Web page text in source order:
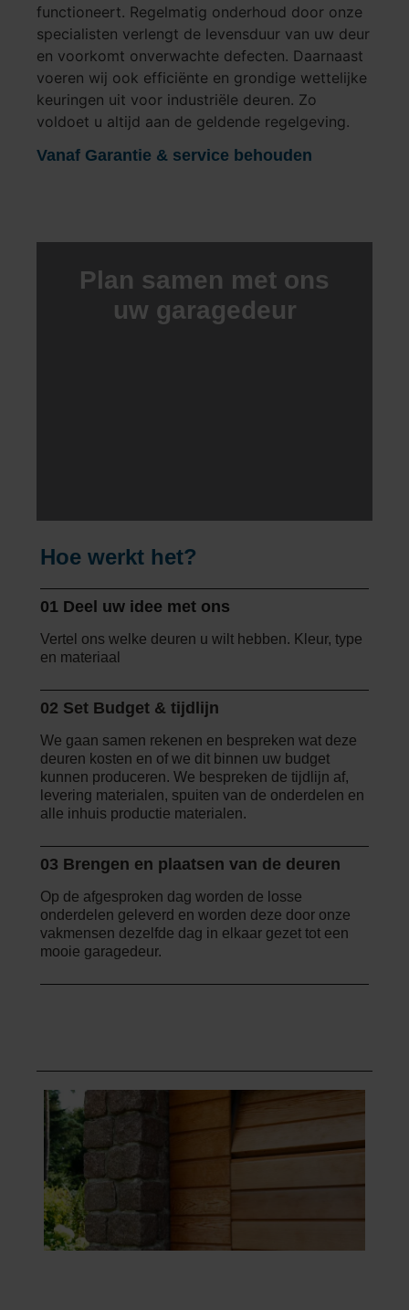
functioneert. Regelmatig onderhoud door onze
specialisten verlengt de levensduur van uw deur
en voorkomt onverwachte defecten. Daarnaast
voeren wij ook efficiënte en grondige wettelijke
keuringen uit voor industriële deuren. Zo
voldoet u altijd aan de geldende regelgeving.
Vanaf Garantie & service behouden
Hoe werkt het?
01 Deel uw idee met ons
Vertel ons welke deuren u wilt hebben. Kleur, type
en materiaal
02 Set Budget & tijdlijn
We gaan samen rekenen en bespreken wat deze
deuren kosten en of we dit binnen uw budget
kunnen produceren. We bespreken de tijdlijn af,
levering materialen, spuiten van de onderdelen en
alle inhuis productie materialen.
03 Brengen en plaatsen van de deuren
Op de afgesproken dag worden de losse
onderdelen geleverd en worden deze door onze
vakmensen dezelfde dag in elkaar gezet tot een
mooie garagedeur.
Plan samen met ons
uw garagedeur